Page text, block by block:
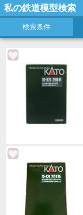
私の鉄道模型検索
検索条件